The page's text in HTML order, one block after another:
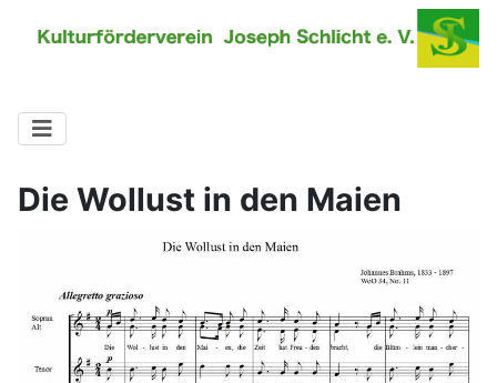
Die Wollust in den Maien